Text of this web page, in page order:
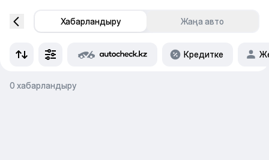
Хабарландыру Жаңа авто
Кредитке
0 хабарландыру